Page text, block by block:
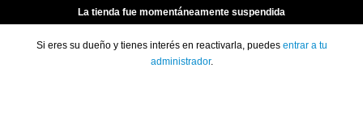
La tienda fue momentáneamente suspendida
Si eres su dueño y tienes interés en reactivarla, puedes entrar a tu
administrador.